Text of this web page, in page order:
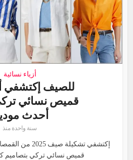
أزياء نسائية
قميص نسائي
أحدث
سنة واحدة منذ
قميص نسائي تركي بتصاميم